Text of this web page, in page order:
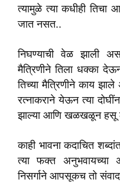
त्यामुळे त्या कधीही तिचा
जात नसत..
निघण्याची वेळ झाली
मैत्रिणीने तिला धक्का
तिच्या मैत्रिणीने काय
रत्नाकराने येऊन त्या
झाल्या आणि खळखळून हसू
काही भावना कदाचित
त्या फक्त
निसर्गाने आपसूकच तो संवाद